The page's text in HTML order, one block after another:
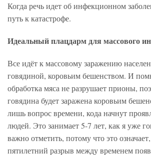
Когда речь идет об инфекционном
путь к катастрофе.
Идеальный плацдарм для массового
Все идёт к массовому заражению
говядиной, коровьим бешенством. И
обработка мяса не разрушает прионы,
говядина будет заражена коровьим
лишь вопрос времени, кода начнут
людей. Это занимает 5-7 лет, как я уже
важно отметить, потому что это
пятилетний разрыв между временем